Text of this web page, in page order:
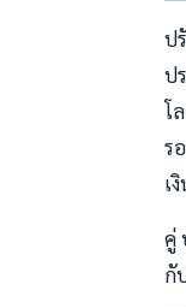
ป
ป
โ
ร
เ
คู่
กั